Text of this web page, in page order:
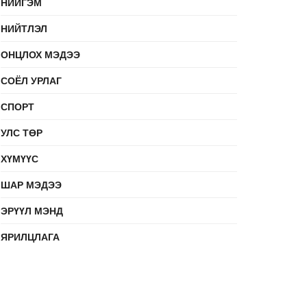
НИЙТЛЭЛ
ОНЦЛОХ МЭДЭЭ
СОЁЛ УРЛАГ
СПОРТ
УЛС ТӨР
ХҮМҮҮС
ШАР МЭДЭЭ
ЭРҮҮЛ МЭНД
ЯРИЛЦЛАГА